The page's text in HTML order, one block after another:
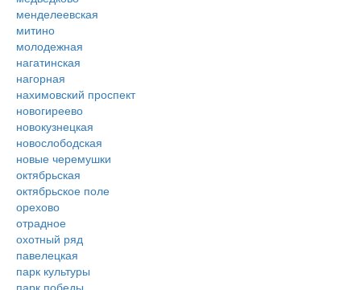
менделеевская
митино
молодежная
нагатинская
нагорная
нахимовский проспект
новогиреево
новокузнецкая
новослободская
новые черемушки
октябрьская
октябрьское поле
орехово
отрадное
охотный ряд
павелецкая
парк культуры
парк победы